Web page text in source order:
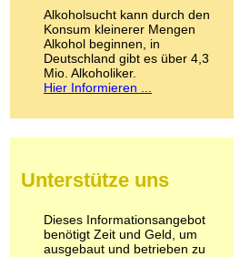
LSD
Marihuana
Medikamente
Meskalin
Metamphetamin
Methadon
Pilze
Psychopharmaka
Schlafmittel
Schmerzmittel
Alkoholsucht kann durch den
Konsum kleinerer Mengen
Alkohol beginnen, in
Deutschland gibt es über 4,3
Mio. Alkoholiker.
Hier Informieren ...
Unterstütze uns
Dieses Informationsangebot
benötigt Zeit und Geld, um
ausgebaut und betrieben zu